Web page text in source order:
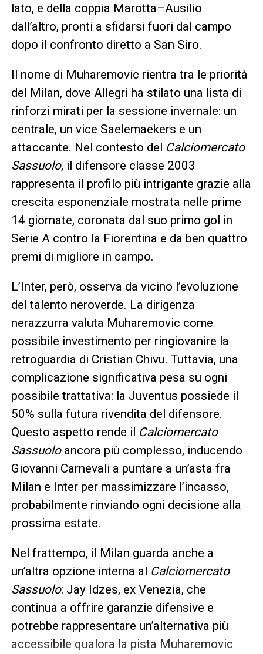
lato, e della coppia Marotta–Ausilio
dall’altro, pronti a sfidarsi fuori dal campo
dopo il confronto diretto a San Siro.
Il nome di Muharemovic rientra tra le priorità
del Milan, dove Allegri ha stilato una lista di
rinforzi mirati per la sessione invernale: un
centrale, un vice Saelemaekers e un
attaccante. Nel contesto del Calciomercato
Sassuolo, il difensore classe 2003
rappresenta il profilo più intrigante grazie alla
crescita esponenziale mostrata nelle prime
14 giornate, coronata dal suo primo gol in
Serie A contro la Fiorentina e da ben quattro
premi di migliore in campo.
L’Inter, però, osserva da vicino l’evoluzione
del talento neroverde. La dirigenza
nerazzurra valuta Muharemovic come
possibile investimento per ringiovanire la
retroguardia di Cristian Chivu. Tuttavia, una
complicazione significativa pesa su ogni
possibile trattativa: la Juventus possiede il
50% sulla futura rivendita del difensore.
Questo aspetto rende il Calciomercato
Sassuoloancora più complesso, inducendo
Giovanni Carnevali a puntare a un’asta fra
Milan e Inter per massimizzare l’incasso,
probabilmente rinviando ogni decisione alla
prossima estate.
Nel frattempo, il Milan guarda anche a
un’altra opzione interna al Calciomercato
Sassuolo: Jay Idzes, ex Venezia, che
continua a offrire garanzie difensive e
potrebbe rappresentare un’alternativa più
accessibile qualora la pista Muharemovic